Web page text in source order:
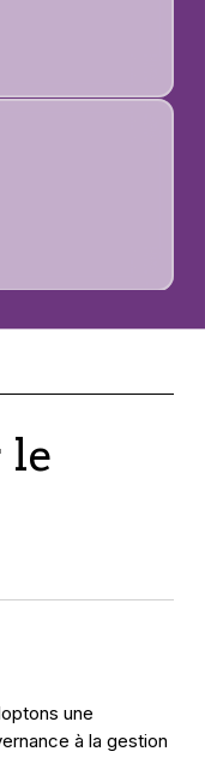
le
une
à la gestion